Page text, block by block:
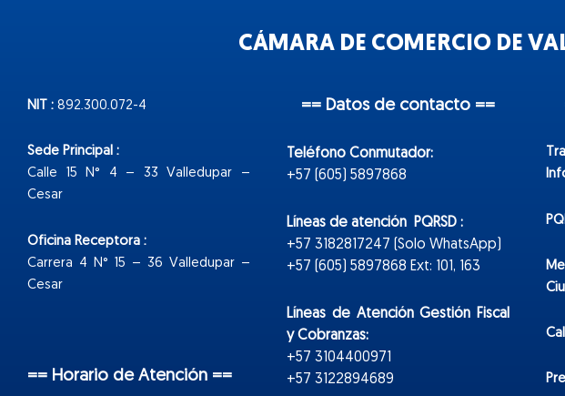
CÁMARA DE COMERCIO DE
NIT : 892.300.072-4
Sede Principal :
Calle 15 N° 4 – 33 Valledupar –
Cesar
Oficina Receptora :
Carrera 4 N° 15 – 36 Valledupar –
Cesar
== Horario de Atención ==
== Datos de contacto ==
Teléfono Conmutador:
+57 (605) 5897868
Líneas de atención PQRSD :
+57 3182817247 (Solo WhatsApp)
+57 (605) 5897868 Ext: 101, 163
Líneas de Atención Gestión Fiscal
y Cobranzas:
+57 3104400971
+57 3122894689